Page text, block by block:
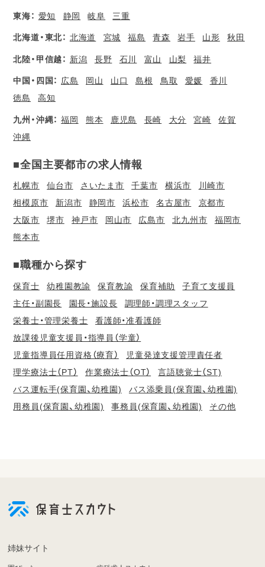
東海： 愛知 静岡 岐阜 三重
北海道・東北： 北海道 宮城 福島 青森 岩手 山形 秋田
北陸・甲信越： 新潟 長野 石川 富山 山梨 福井
中国・四国： 広島 岡山 山口 島根 鳥取 愛媛
香川
徳島
高知
九州・沖縄： 福岡 熊本 鹿児島 長崎 大分 宮崎
佐賀
沖縄
■全国主要都市の求人情報
札幌市 仙台市 さいたま市 千葉市 横浜市
川崎市
相模原市
新潟市 静岡市 浜松市 名古屋市
京都市
大阪市
堺市 神戸市 岡山市 広島市 北九州市
福岡市
熊本市
■職種から探す
保育士 幼稚園教諭 保育教諭 保育補助
子育て支援員
主任・副園長
園長・施設長
調理師・調理スタッフ
栄養士・管理栄養士
看護師・准看護師
放課後児童支援員・指導員（学童）
児童指導員任用資格（療育）
児童発達支援管理責任者
理学療法士（PT）
作業療法士（OT）
言語聴覚士（ST)
バス運転手(保育園、幼稚園)
バス添乗員(保育園、幼稚園)
用務員(保育園、幼稚園)
事務員(保育園、幼稚園) その他
登
姉妹サイト